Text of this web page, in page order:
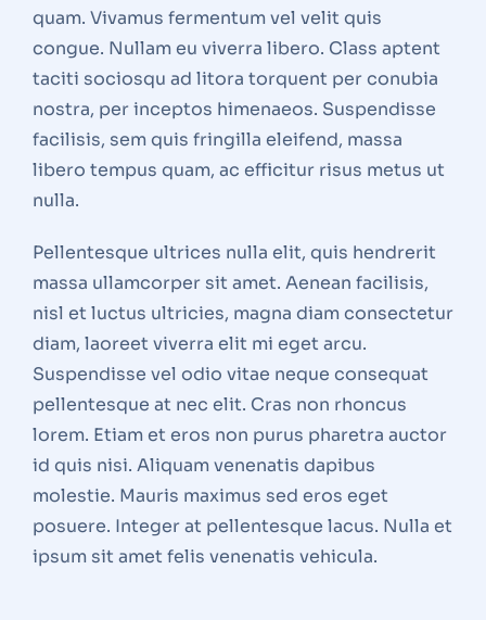
quam. Vivamus fermentum vel velit quis
congue. Nullam eu viverra libero. Class aptent
taciti sociosqu ad litora torquent per conubia
nostra, per inceptos himenaeos. Suspendisse
facilisis, sem quis fringilla eleifend, massa
libero tempus quam, ac efficitur risus metus ut
nulla.
Pellentesque ultrices nulla elit, quis hendrerit
massa ullamcorper sit amet. Aenean facilisis,
nisl et luctus ultricies, magna diam consectetur
diam, laoreet viverra elit mi eget arcu.
Suspendisse vel odio vitae neque consequat
pellentesque at nec elit. Cras non rhoncus
lorem. Etiam et eros non purus pharetra auctor
id quis nisi. Aliquam venenatis dapibus
molestie. Mauris maximus sed eros eget
posuere. Integer at pellentesque lacus. Nulla et
ipsum sit amet felis venenatis vehicula.